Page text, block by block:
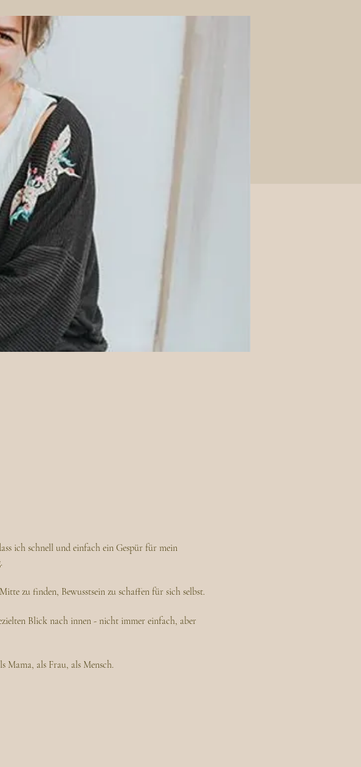
ich schnell und einfach ein Gespür für mein
zu finden, Bewusstsein zu schaffen für sich selbst.
Blick nach innen - nicht immer einfach, aber
Mama, als Frau, als Mensch.